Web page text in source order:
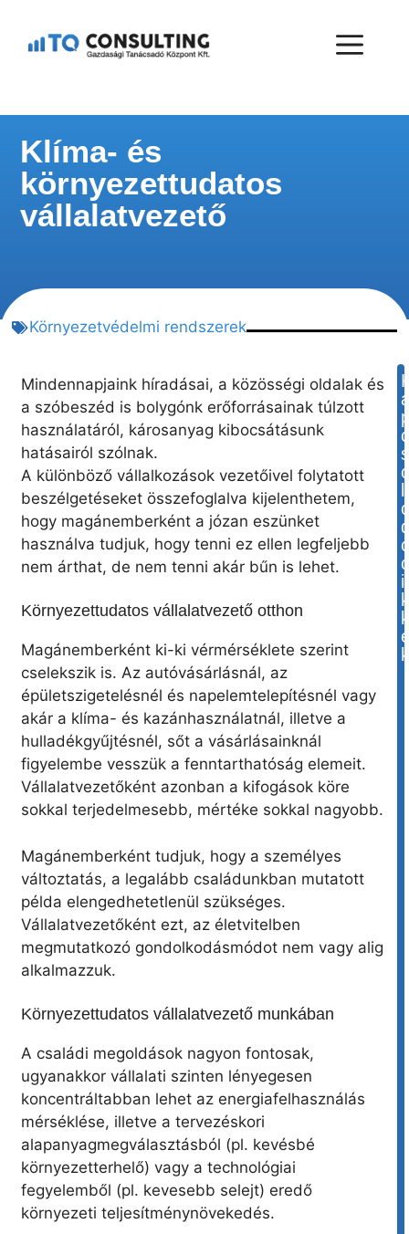
Klíma- és
környezettudatos
vállalatvezető
Környezetvédelmi rendszerek
Mindennapjaink híradásai, a közösségi oldalak és
a szóbeszéd is bolygónk erőforrásainak túlzott
használatáról, károsanyag kibocsátásunk
hatásairól szólnak.
A különböző vállalkozások vezetőivel folytatott
beszélgetéseket összefoglalva kijelenthetem,
hogy magánemberként a józan eszünket
használva tudjuk, hogy tenni ez ellen legfeljebb
nem árthat, de nem tenni akár bűn is lehet.
Környezettudatos vállalatvezető otthon
Magánemberként ki-ki vérmérséklete szerint
cselekszik is. Az autóvásárlásnál, az
épületszigetelésnél és napelemtelepítésnél vagy
akár a klíma- és kazánhasználatnál, illetve a
hulladékgyűjtésnél, sőt a vásárlásainknál
figyelembe vesszük a fenntarthatóság elemeit.
Vállalatvezetőként azonban a kifogások köre
sokkal terjedelmesebb, mértéke sokkal nagyobb.
Magánemberként tudjuk, hogy a személyes
változtatás, a legalább családunkban mutatott
példa elengedhetetlenül szükséges.
Vállalatvezetőként ezt, az életvitelben
megmutatkozó gondolkodásmódot nem vagy alig
alkalmazzuk.
Környezettudatos vállalatvezető munkában
A családi megoldások nagyon fontosak,
ugyanakkor vállalati szinten lényegesen
koncentráltabban lehet az energiafelhasználás
mérséklése, illetve a tervezéskori
alapanyagmegválasztásból (pl. kevésbé
környezetterhelő) vagy a technológiai
fegyelemből (pl. kevesebb selejt) eredő
környezeti teljesítménynövekedés.
i